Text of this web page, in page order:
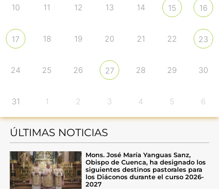
10 11 12 13 14 15 16
17 18 19 20 21 22 23
24 25 26 27 28 29 30
31 1 2 3 4 5 6
ÚLTIMAS NOTICIAS
Mons. José María Yanguas Sanz,
Obispo de Cuenca, ha designado los
siguientes destinos pastorales para
los Diáconos durante el curso 2026-
2027